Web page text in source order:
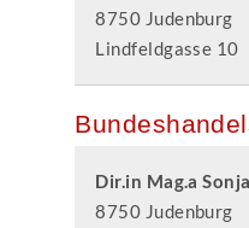
8750 Judenburg
Lindfeldgasse 10
Dir.in Mag.a
8750 Judenburg